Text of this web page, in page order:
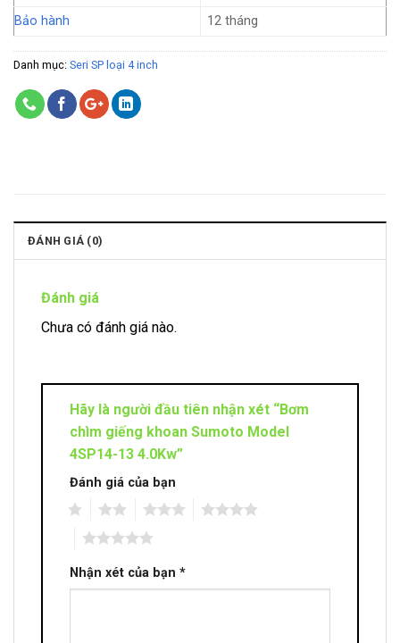
Bảo hành
12 tháng
Danh mục: Seri SP loại 4 inch
ĐÁNH GIÁ (0)
Đánh giá
Chưa có đánh giá nào.
Hãy là người đầu tiên nhận xét “Bơm
chìm giếng khoan Sumoto Model
4SP14-13 4.0Kw”
Đánh giá của bạn
Nhận xét của bạn *